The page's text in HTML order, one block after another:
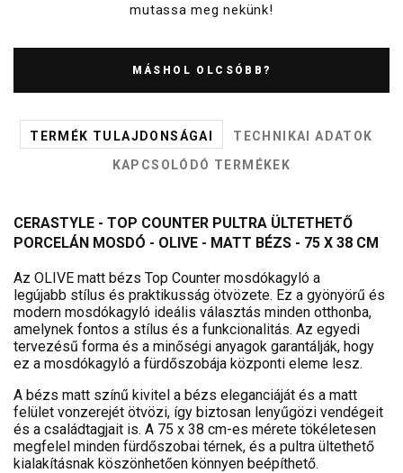
mutassa meg nekünk!
MÁSHOL OLCSÓBB?
TERMÉK TULAJDONSÁGAI
TECHNIKAI ADATOK
KAPCSOLÓDÓ TERMÉKEK
CERASTYLE - TOP COUNTER PULTRA ÜLTETHETŐ
PORCELÁN MOSDÓ - OLIVE - MATT BÉZS - 75 X 38 CM
Az OLIVE matt bézs Top Counter mosdókagyló a
legújabb stílus és praktikusság ötvözete. Ez a gyönyörű és
modern mosdókagyló ideális választás minden otthonba,
amelynek fontos a stílus és a funkcionalitás. Az egyedi
tervezésű forma és a minőségi anyagok garantálják, hogy
ez a mosdókagyló a fürdőszobája központi eleme lesz.
A bézs matt színű kivitel a bézs eleganciáját és a matt
felület vonzerejét ötvözi, így biztosan lenyűgözi vendégeit
és a családtagjait is. A 75 x 38 cm-es mérete tökéletesen
megfelel minden fürdőszobai térnek, és a pultra ültethető
kialakításnak köszönhetően könnyen beépíthető.